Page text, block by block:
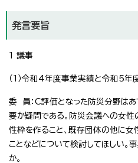
発言要旨
1 議事
（1）令和4年度事業実績と令和5年
委 員：C評価となった防災分野は
要か疑問である。防災会議への女性
性枠を作ること、既存団体の他に
ことなどについて検討してほしい。
か。